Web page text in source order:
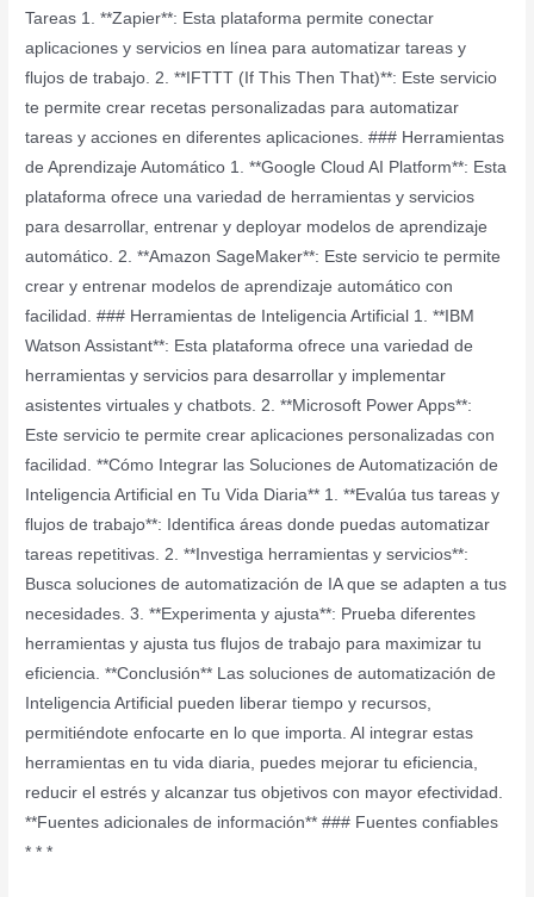
Tareas 1. **Zapier**: Esta plataforma permite conectar
aplicaciones y servicios en línea para automatizar tareas y
flujos de trabajo. 2. **IFTTT (If This Then That)**: Este servicio
te permite crear recetas personalizadas para automatizar
tareas y acciones en diferentes aplicaciones. ### Herramientas
de Aprendizaje Automático 1. **Google Cloud AI Platform**: Esta
plataforma ofrece una variedad de herramientas y servicios
para desarrollar, entrenar y deployar modelos de aprendizaje
automático. 2. **Amazon SageMaker**: Este servicio te permite
crear y entrenar modelos de aprendizaje automático con
facilidad. ### Herramientas de Inteligencia Artificial 1. **IBM
Watson Assistant**: Esta plataforma ofrece una variedad de
herramientas y servicios para desarrollar y implementar
asistentes virtuales y chatbots. 2. **Microsoft Power Apps**:
Este servicio te permite crear aplicaciones personalizadas con
facilidad. **Cómo Integrar las Soluciones de Automatización de
Inteligencia Artificial en Tu Vida Diaria** 1. **Evalúa tus tareas y
flujos de trabajo**: Identifica áreas donde puedas automatizar
tareas repetitivas. 2. **Investiga herramientas y servicios**:
Busca soluciones de automatización de IA que se adapten a tus
necesidades. 3. **Experimenta y ajusta**: Prueba diferentes
herramientas y ajusta tus flujos de trabajo para maximizar tu
eficiencia. **Conclusión** Las soluciones de automatización de
Inteligencia Artificial pueden liberar tiempo y recursos,
permitiéndote enfocarte en lo que importa. Al integrar estas
herramientas en tu vida diaria, puedes mejorar tu eficiencia,
reducir el estrés y alcanzar tus objetivos con mayor efectividad.
**Fuentes adicionales de información** ### Fuentes confiables
***